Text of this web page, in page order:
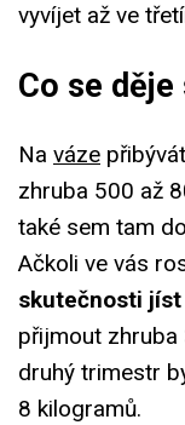
vyvíjet až ve
Co se děje
Na váze
zhruba 500 až
také sem tam
Ačkoli ve vás
skutečnosti
přijmout zhruba
druhý trimestr
8 kilogramů.